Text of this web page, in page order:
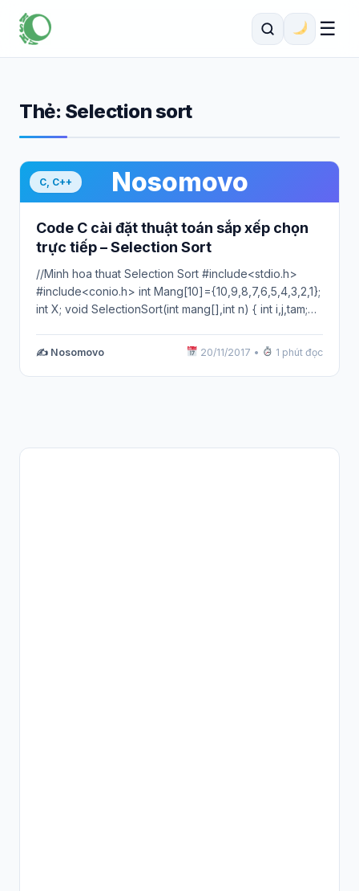
☰
Thẻ: Selection sort
Nosomovo
C, C++
Code C cài đặt thuật toán sắp xếp chọn
trực tiếp – Selection Sort
//Minh hoa thuat Selection Sort #include<stdio.h>
#include<conio.h> int Mang[10]={10,9,8,7,6,5,4,3,2,1};
int X; void SelectionSort(int mang[],int n) { int i,j,tam;
✍️ Nosomovo 20/11/2017 • 1 phút đọc